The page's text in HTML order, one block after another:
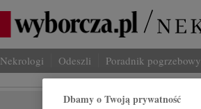
Nekrologi Odeszli Poradnik pogrzebowy
Dbamy o Twoją prywatność